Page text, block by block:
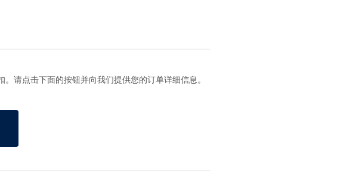
请点击下面的按钮并向我们提供您的订单详细信息。